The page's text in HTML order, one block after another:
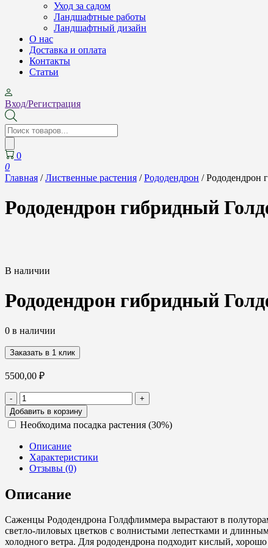
Уход за садом
Ландшафтные работы
Ландшафтный дизайн
О нас
Доставка и оплата
Контакты
Cтатьи
Вход/Регистрация
Поиск
товаров
0
0
Главная /Лиственные растения /Рододендрон / Рододендрон
Рододендрон гибридный
В наличии
Рододендрон гибридный
0 в наличии
Заказать в 1 клик
5500,00 ₽
-
Количество
товара
Рододендрон
гибридный
Голдфлиммер
(Goldfllimmer)
(сиреневый),
40-
C10
+
Добавить в корзину
Необходима посадка растения (30%)
Описание
Характеристики
Отзывы (0)
Описание
Саженцы Рододендрона Голдфлиммера вырастают в
светло-лиловых цветков с волнистыми лепестками и
холодного ветра. Для рододендрона подходит кислый,